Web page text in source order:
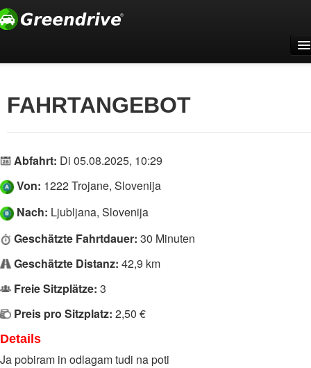
Für Firmen
Support
Registrieren
Deutsch
FAHRTANGEBOT
Abfahrt: Di 05.08.2025, 10:29
Von: 1222 Trojane, Slovenija
Nach: Ljubljana, Slovenija
Geschätzte Fahrtdauer: 30 Minuten
Geschätzte Distanz: 42,9 km
Freie Sitzplätze: 3
Preis pro Sitzplatz: 2,50 €
Details
Ja pobiram in odlagam tudi na poti